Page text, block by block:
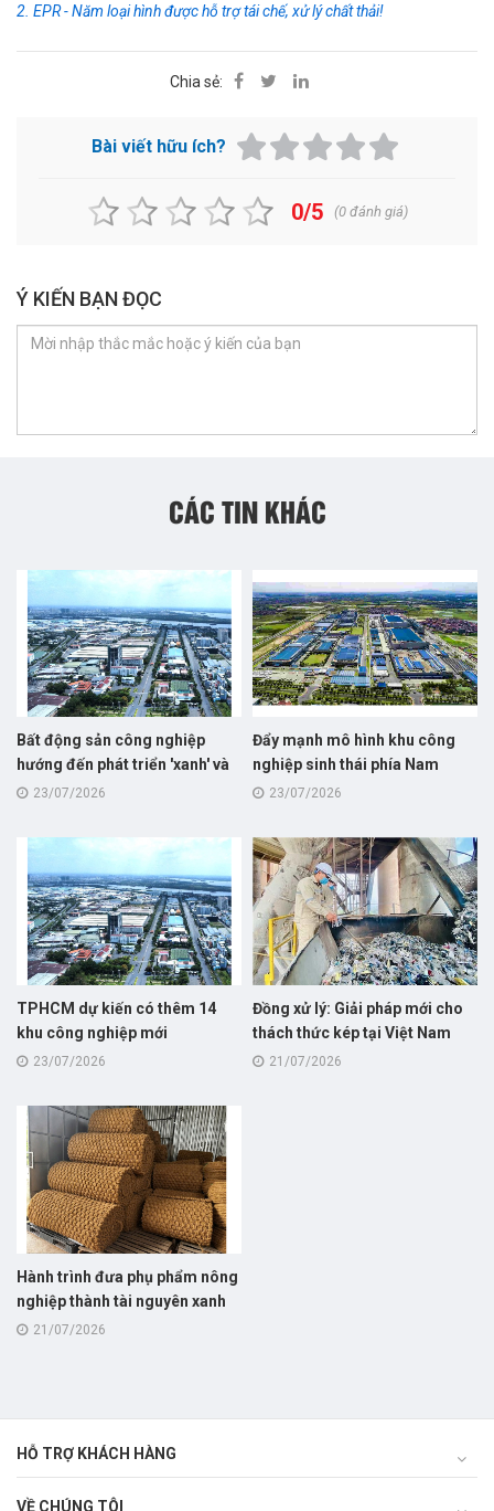
2. EPR - Năm loại hình được hỗ trợ tái chế, xử lý chất thải!
Chia sẻ:
Bài viết hữu ích?
0/5 (0đánh giá)
Ý KIẾN BẠN ĐỌC
CÁC TIN KHÁC
Bất động sản công nghiệp
hướng đến phát triển 'xanh' và
bền vững
23/07/2026
Đẩy mạnh mô hình khu công
nghiệp sinh thái phía Nam
23/07/2026
TPHCM dự kiến có thêm 14
khu công nghiệp mới
23/07/2026
Đồng xử lý: Giải pháp mới cho
thách thức kép tại Việt Nam
21/07/2026
Hành trình đưa phụ phẩm nông
nghiệp thành tài nguyên xanh
tỷ đô21/07/2026
HỖ TRỢ KHÁCH HÀNG
VỀ CHÚNG TÔI